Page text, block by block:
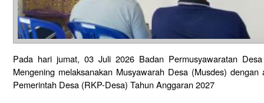
Pada hari jumat, 03 Juli 2026 Badan Permusyawaratan
Mengening melaksanakan Musyawarah Desa (Musdes)
Pemerintah Desa (RKP-Desa) Tahun Anggaran 2027